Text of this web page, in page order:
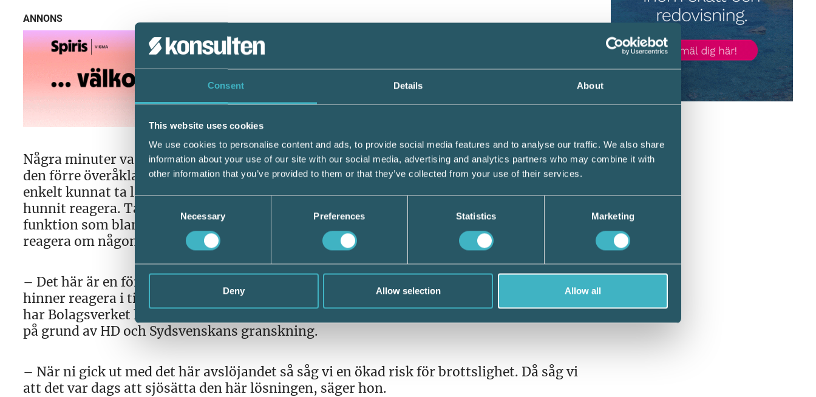
Consent Details About
This website uses cookies
We use cookies to personalise content and ads, to provide social media features and to analyse our traffic. We also share
information about your use of our site with our social media, advertising and analytics partners who may combine it with
other information that you’ve provided to them or that they’ve collected from your use of their services.
Selection
Necessary Preferences Statistics Marketing
Deny Allow selection Allow all
ANNONS
Några minuter var allt som behövdes när journalister från HD och Sydsvenskan kapade
den förre överåklagaren Sven Erik Alhems aktiebolag. Hade de haft onda avsikter hade de
enkelt kunnat ta lån, leasa bilar och köpa varor på företagets bekostnad innan någon
hunnit reagera. Tack vare detta har nu Bolagsverket påskyndat en driftsättning av en
funktion som bland annat fördröjer styrelseändringar så att den gamla styrelsen hinner
reagera om någon obehörig börjar göra ändringar.
– Det här är en förändring som skapar ett större skydd för företagare och som gör att de
hinner reagera i tid, säger Bolagsverkets generaldirektör Inga Otmalm. Enligt Otmalm
har Bolagsverket haft den här lösningen på gång under en längre tid. Nu skyndades allt på
på grund av HD och Sydsvenskans granskning.
– När ni gick ut med det här avslöjandet så såg vi en ökad risk för brottslighet. Då såg vi
att det var dags att sjösätta den här lösningen, säger hon.